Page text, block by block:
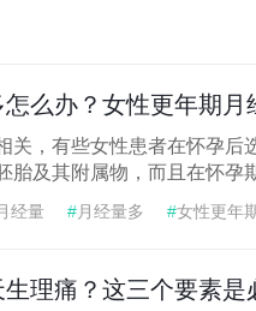
么办？女性更年期月
关，有些女性患者在怀孕后
胎及其附属物，而且在怀孕
经量 #月经量多 #女性更年
理痛？这三个要素是